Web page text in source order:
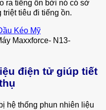
ra tiếng ồn bởi nó có sở
tiêu đi tiếng ồn.
Kéo Mỹ
Maxxforce- N13-
điện tử giúp tiết
hệ thống phun nhiên liệu